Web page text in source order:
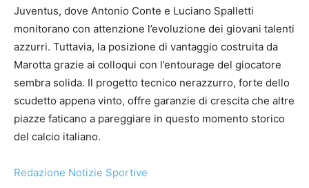
Juventus, dove Antonio Conte e Luciano Spalletti
monitorano con attenzione l’evoluzione dei giovani talenti
azzurri. Tuttavia, la posizione di vantaggio costruita da
Marotta grazie ai colloqui con l’entourage del giocatore
sembra solida. Il progetto tecnico nerazzurro, forte dello
scudetto appena vinto, offre garanzie di crescita che altre
piazze faticano a pareggiare in questo momento storico
del calcio italiano.
Redazione Notizie Sportive